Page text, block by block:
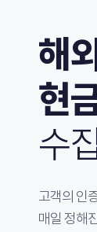
해
현
수
고객의 인
매일 정해